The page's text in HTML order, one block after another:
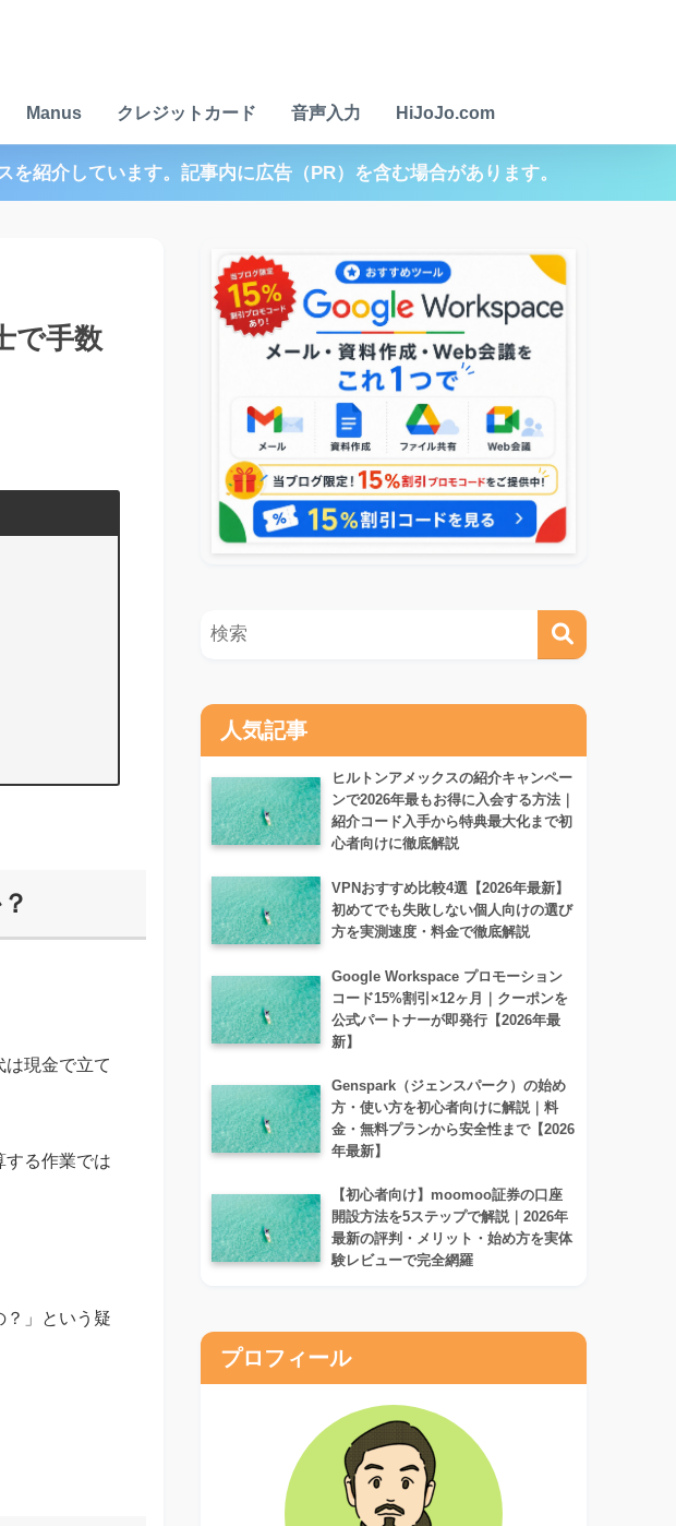
Manus クレジットカード 音声入力 HiJoJo.com
紹介しています。記事内に広告（PR）を含む場合があります。
で手数
現金で立て
する作業では
？」という疑
人気記事
ヒルトンアメックスの紹介キャンペー
ンで2026年最もお得に入会する方法｜
紹介コード入手から特典最大化まで初
心者向けに徹底解説
VPNおすすめ比較4選【2026年最新】
初めてでも失敗しない個人向けの選び
方を実測速度・料金で徹底解説
Google Workspace プロモーション
コード15%割引×12ヶ月｜クーポンを
公式パートナーが即発行【2026年最
新】
Genspark（ジェンスパーク）の始め
方・使い方を初心者向けに解説｜料
金・無料プランから安全性まで【2026
年最新】
【初心者向け】moomoo証券の口座
開設方法を5ステップで解説｜2026年
最新の評判・メリット・始め方を実体
験レビューで完全網羅
プロフィール